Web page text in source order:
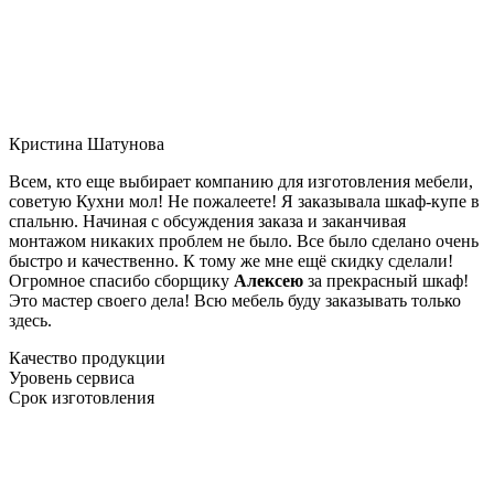
Кристина Шатунова
Всем, кто еще выбирает компанию для изготовления мебели,
советую Кухни мол! Не пожалеете! Я заказывала шкаф-купе в
спальню. Начиная с обсуждения заказа и заканчивая
монтажом никаких проблем не было. Все было сделано очень
быстро и качественно. К тому же мне ещё скидку сделали!
Огромное спасибо сборщику Алексею за прекрасный шкаф!
Это мастер своего дела! Всю мебель буду заказывать только
здесь.
Качество продукции
Уровень сервиса
Срок изготовления